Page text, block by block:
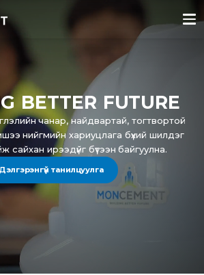
BETTER FUTURE
чанар, найдвартай, тогтвортой
нийгмийн хариуцлага бүхий шилдэг
сайхан ирээдүйг бүтээн байгуулна.
Дэлгэрэнгүй танилцуулга
BETTER FUTURE
чанар, найдвартай, тогтвортой
нийгмийн хариуцлага бүхий шилдэг
сайхан ирээдүйг бүтээн байгуулна.
Дэлгэрэнгүй танилцуулга